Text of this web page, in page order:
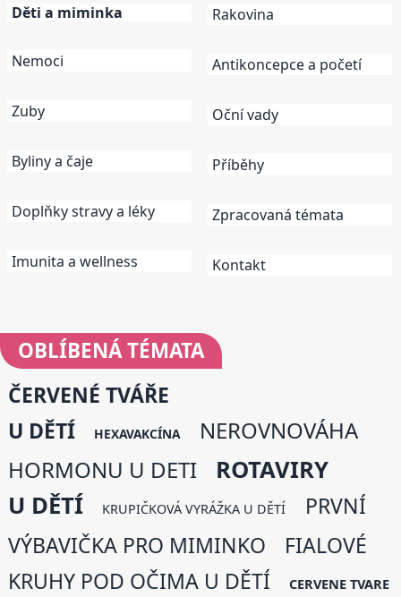
Děti a miminka
Nemoci
Zuby
Byliny a čaje
Doplňky stravy a léky
Imunita a wellness
Rakovina
Antikoncepce a početí
Oční vady
Příběhy
Zpracovaná témata
Kontakt
OBLÍBENÁTÉMATA
ČERVENÉ TVÁŘE
U DĚTÍ
HEXAVAKCÍNA
NEROVNOVÁHA
HORMONU U DETI
ROTAVIRY
U DĚTÍ
KRUPIČKOVÁ VYRÁŽKA U DĚTÍ
PRVNÍ
VÝBAVIČKA PRO MIMINKO
FIALOVÉ
KRUHY POD OČIMA U DĚTÍ
CERVENE TVARE